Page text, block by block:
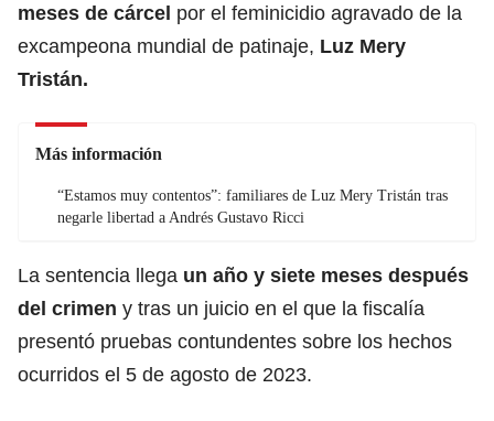
meses de cárcel por el feminicidio agravado de la
excampeona mundial de patinaje, Luz Mery
Tristán.
Más información
“Estamos muy contentos”: familiares de Luz Mery Tristán tras
negarle libertad a Andrés Gustavo Ricci
La sentencia llega un año y siete meses después
del crimen y tras un juicio en el que la fiscalía
presentó pruebas contundentes sobre los hechos
ocurridos el 5 de agosto de 2023.